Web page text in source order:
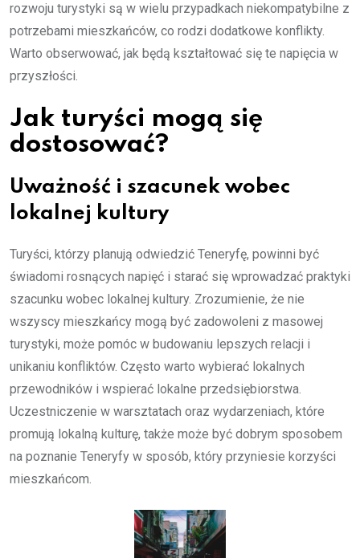
rozwoju turystyki są w wielu przypadkach niekompatybilne z
potrzebami mieszkańców, co rodzi dodatkowe konflikty.
Warto obserwować, jak będą kształtować się te napięcia w
przyszłości.
Jak turyści mogą się
dostosować?
Uważność i szacunek wobec
lokalnej kultury
Turyści, którzy planują odwiedzić Teneryfę, powinni być
świadomi rosnących napięć i starać się wprowadzać praktyki
szacunku wobec lokalnej kultury. Zrozumienie, że nie
wszyscy mieszkańcy mogą być zadowoleni z masowej
turystyki, może pomóc w budowaniu lepszych relacji i
unikaniu konfliktów. Często warto wybierać lokalnych
przewodników i wspierać lokalne przedsiębiorstwa.
Uczestniczenie w warsztatach oraz wydarzeniach, które
promują lokalną kulturę, także może być dobrym sposobem
na poznanie Teneryfy w sposób, który przyniesie korzyści
mieszkańcom.